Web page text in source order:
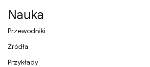
Nauka
Przewodniki
Źródła
Przykłady